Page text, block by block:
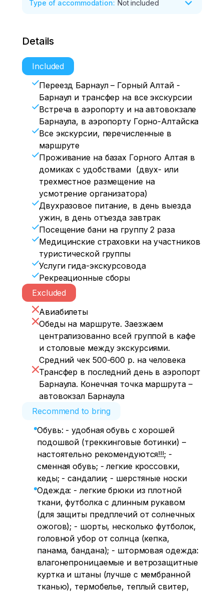
Type of accommodation: Not included
Details
Included
Переезд Барнаул – Горный Алтай -
Барнаул и трансфер на все экскурсии
Встреча в аэропорту и на автовокзале
Барнаула, в аэропорту Горно-Алтайска
Все экскурсии, перечисленные в
маршруте
Проживание на базах Горного Алтая в
домиках с удобствами (двух- или
трехместное размещение на
усмотрение организатора)
Двухразовое питание, в день выезда
ужин, в день отъезда завтрак
Посещение бани на группу 2 раза
Медицинские страховки на участников
туристической группы
Услуги гида-экскурсовода
Рекреационные сборы
Excluded
Авиабилеты
Обеды на маршруте. Заезжаем
централизованно всей группой в кафе
и столовые между экскурсиями.
Средний чек 500-600 р. на человека
Трансфер в последний день в аэропорт
Барнаула. Конечная точка маршрута –
автовокзал Барнаула
Recommend to bring
Обувь: - удобная обувь с хорошей
подошвой (треккинговые ботинки) –
настоятельно рекомендуются!!!; -
сменная обувь; - легкие кроссовки,
кеды; - сандалии; - шерстяные носки
Одежда: - легкие брюки из плотной
ткани, футболка с длинным рукавом
(для защиты предплечий от солнечных
ожогов); - шорты, несколько футболок,
головной убор от солнца (кепка,
панама, бандана); - штормовая одежда:
влагонепроницаемые и ветрозащитные
куртка и штаны (лучше с мембранной
тканью), термобелье, теплый свитер,